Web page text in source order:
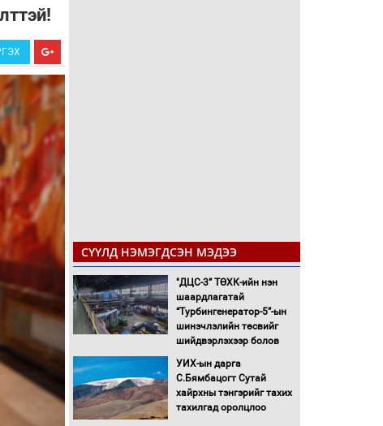
СҮҮЛД НЭМЭГДСЭН МЭДЭЭ
"ДЦС-3” ТӨХК-ийн нэн
шаардлагатай
“Турбингенератор-5”-ын
шинэчлэлийн төсвийг
шийдвэрлэхээр болов
УИХ-ын дарга
С.Бямбацогт Сутай
хайрхны тэнгэрийг тахих
тахилгад оролцлоо